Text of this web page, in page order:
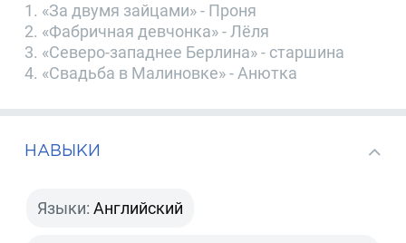
1. «За двумя зайцами» - Проня
2. «Фабричная девчонка» - Лёля
3. «Северо-западнее Берлина» - старшина
4. «Свадьба в Малиновке» - Анютка
НАВЫКИ
Языки: Английский